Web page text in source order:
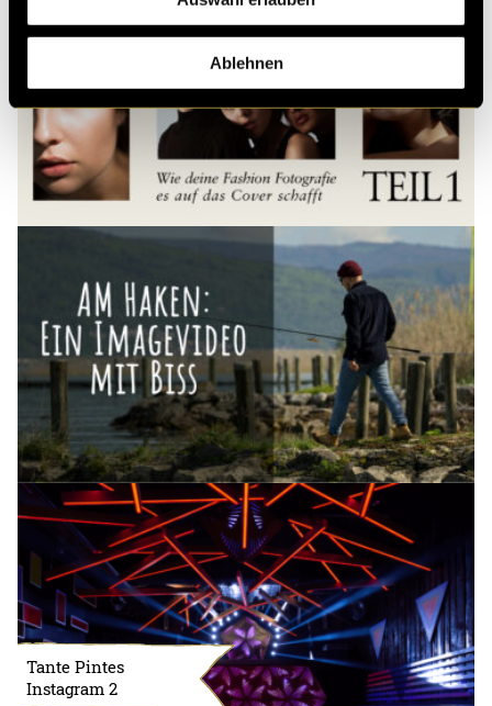
Ablehnen
Tante Pintes
Instagram 2